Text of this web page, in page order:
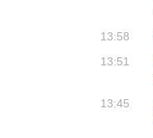
13:58
13:51
13:45